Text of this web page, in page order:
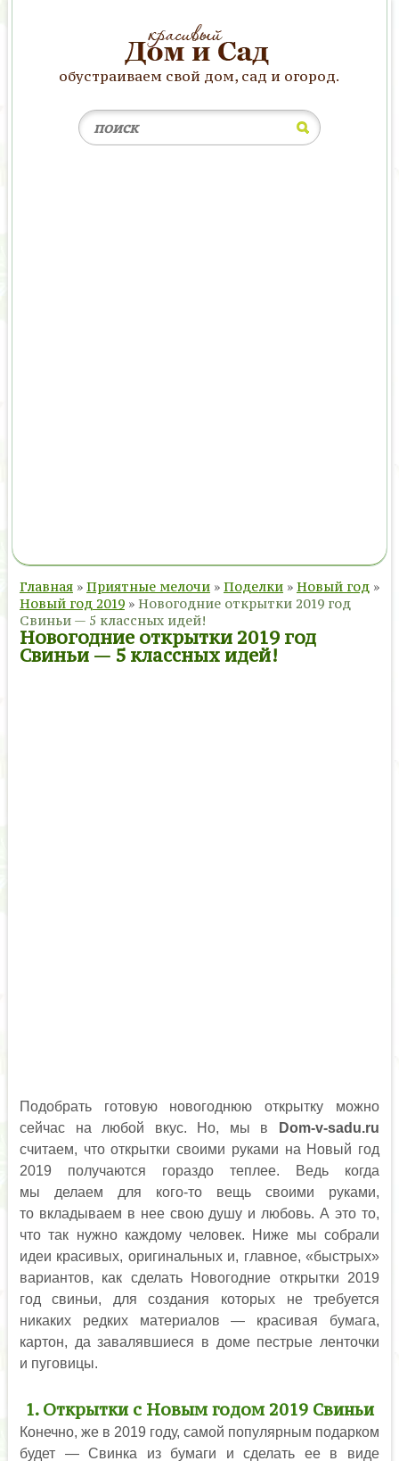
обустраиваем свой дом, сад и огород.
Главная » Приятные мелочи » Поделки » Новый год »
Новый год 2019 » Новогодние открытки 2019 год
Свиньи — 5 классных идей!
Новогодние открытки 2019 год
Свиньи — 5 классных идей!
Подобрать готовую новогоднюю открытку можно
сейчас на любой вкус. Но, мы в
Dom-v-sadu.ru
считаем, что открытки своими руками на Новый год
2019 получаются гораздо теплее. Ведь когда
мы делаем для кого-то вещь своими руками,
то вкладываем в нее свою душу и любовь. А это то,
что так нужно каждому человек. Ниже мы собрали
идеи красивых, оригинальных и, главное, «быстрых»
вариантов, как сделать Новогодние открытки 2019
год свиньи, для создания которых не требуется
никаких редких материалов — красивая бумага,
картон, да завалявшиеся в доме пестрые ленточки
и пуговицы.
1. Открытки с Новым годом 2019 Свиньи
Конечно, же в 2019 году, самой популярным подарком
будет — Свинка из бумаги и сделать ее в виде